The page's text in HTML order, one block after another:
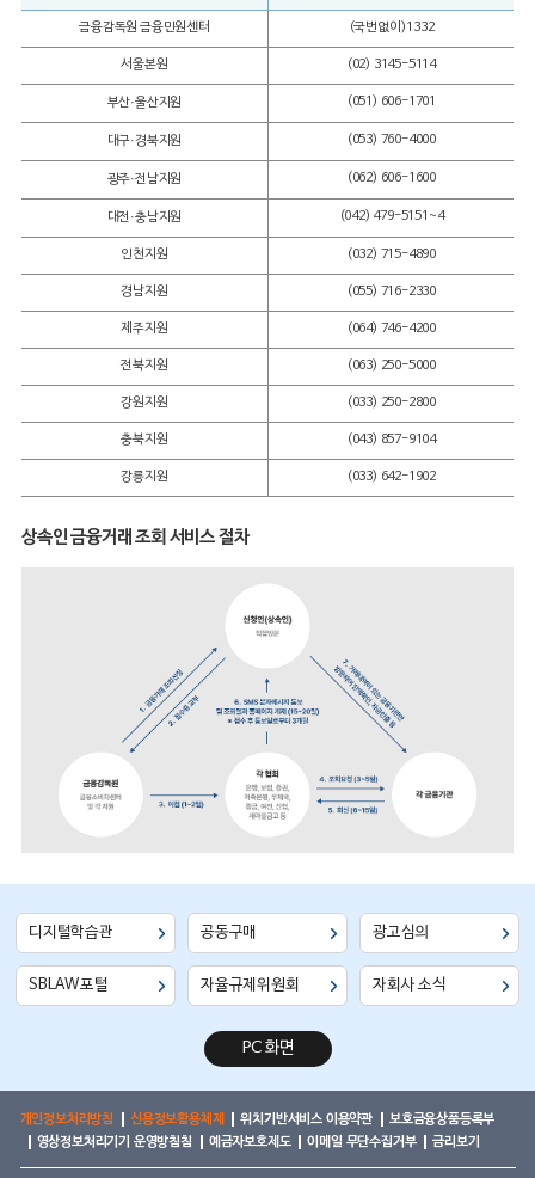
금융감독원 금융민원센터 (국번없이)1332
서울본원 (02) 3145-5114
부산·울산지원 (051) 606-1701
대구·경북지원 (053) 760-4000
광주·전남지원 (062) 606-1600
대전·충남지원 (042) 479-5151~4
인천지원 (032) 715-4890
경남지원 (055) 716-2330
제주지원 (064) 746-4200
전북지원 (063) 250-5000
강원지원 (033) 250-2800
충북지원 (043) 857-9104
강릉지원 (033) 642-1902
상속인 금융거래 조회 서비스 절차
디지털학습관 공동구매 광고심의
SBLAW포털 자율규제위원회 자회사 소식
PC 화면
개인정보처리방침 신용정보활용체제 위치기반서비스 이용약관
보호금융상품등록부
영상정보처리기기 운영방침침
예금자보호제도 이메일 무단수집거부 금리보기